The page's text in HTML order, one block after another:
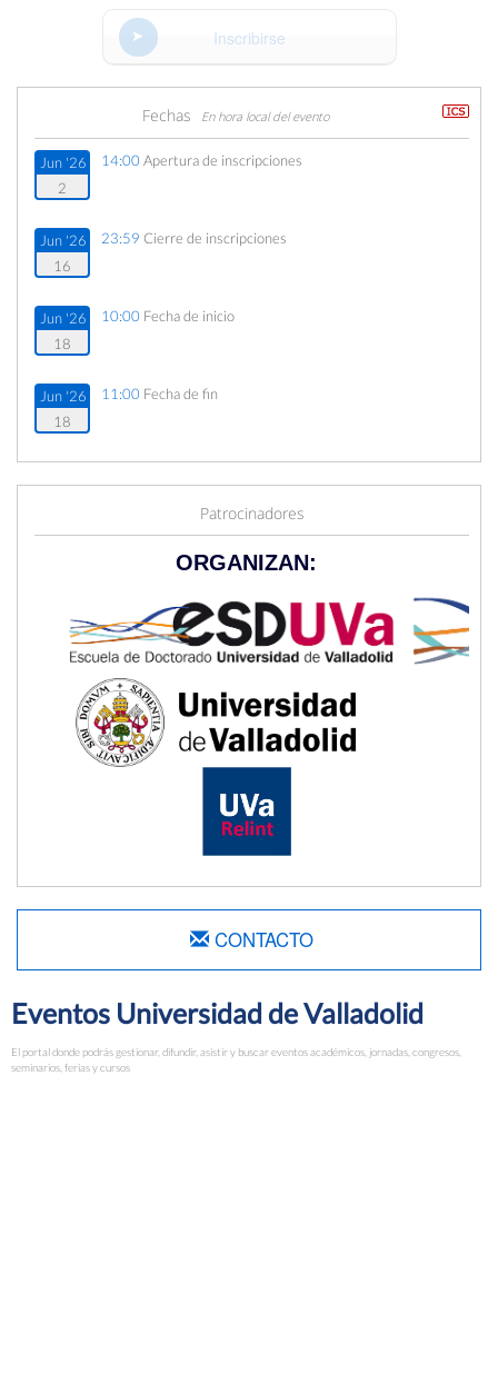
Inscribirse
Fechas En hora local del evento
Jun '26
2
14:00 Apertura de inscripciones
Jun '26
16
23:59 Cierre de inscripciones
Jun '26
18
10:00 Fecha de inicio
Jun '26
18
11:00 Fecha de fin
Patrocinadores
ORGANIZAN:
CONTACTO
Eventos Universidad de Valladolid
El portal donde podrás gestionar, difundir, asistir y buscar eventos académicos, jornadas, congresos,
seminarios, ferias y cursos